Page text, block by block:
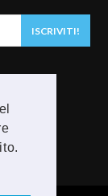
ISCRIVITI!